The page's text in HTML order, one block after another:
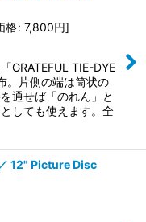
格: 7,800円]
GRATEFUL TIE-DYE
。片側の端は筒状の
通せば「のれん」と
しても使えます。全
12" Picture Disc